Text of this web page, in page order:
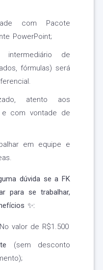
com Pacote
PowerPoint;
intermediário de
fórmulas) será
atento aos
e com vontade de
em equipe e
dúvida se a FK
para se trabalhar,
✨:
No valor de R$1.500
(sem desconto